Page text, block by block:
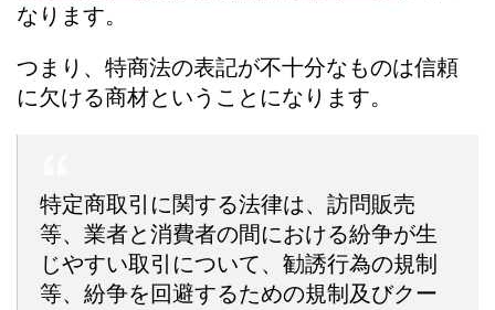
なります。
つまり、特商法の表記が不十分なものは信頼
に欠ける商材ということになります。
特定商取引に関する法律は、訪問販売
等、業者と消費者の間における紛争が生
じやすい取引について、勧誘行為の規制
等、紛争を回避するための規制及びクー